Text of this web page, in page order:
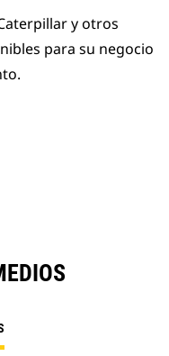
y otros
para su negocio